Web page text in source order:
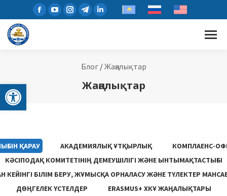
Open toolbar
Блог/Жаңалықтар
Жаңалықтар
ҚАРАУ АКАДЕМИЯЛЫҚ ҰТҚЫРЛЫҚ
КОМПЛАЕНС-
КӘСІПОДАҚ КОМИТЕТІНІҢ ДЕМЕУШІЛІГІ ЖӘНЕ ЫНТЫМАҚТАСТЫҒЫ
КЕЙІНГІ БІЛІМ БЕРУ, ЖҰМЫСҚА ОРНАЛАСУ ЖƏНЕ ТҮЛЕКТЕР
ДӨҢГЕЛЕК ҮСТЕЛДЕР
ERASMUS+ ХКҰ ЖАҢАЛЫҚТАРЫ